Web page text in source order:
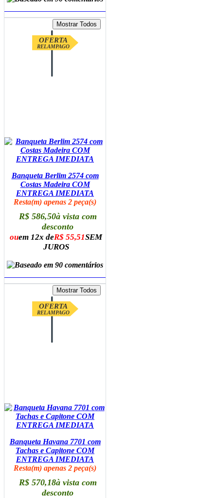
OFERTA
RELAMPAGO
Banqueta Berlim 2574 com
Costas Madeira COM
ENTREGA IMEDIATA
Resta(m) apenas 2 peça(s)
R$ 586,50à vista com
desconto
ouem 12x deR$ 55,51SEM
JUROS
OFERTA
RELAMPAGO
Banqueta Havana 7701 com
Tachas e Capitone COM
ENTREGA IMEDIATA
Resta(m) apenas 2 peça(s)
R$ 570,18à vista com
desconto